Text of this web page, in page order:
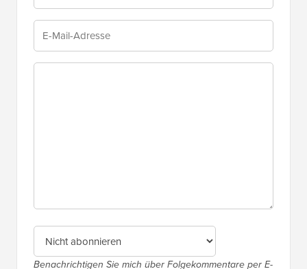
Benachrichtigen Sie mich über Folgekommentare per E-